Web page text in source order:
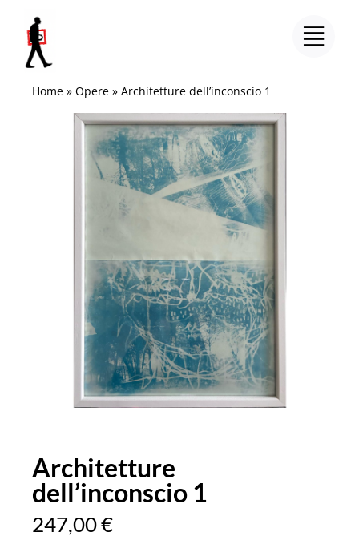
contenuto
Home» Opere» Architetture dell’inconscio 1
Architetture
dell’inconscio 1
247,00€